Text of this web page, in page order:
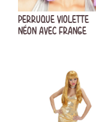
PERRUQUE VIOLETTE
NÉON AVEC FRANGE